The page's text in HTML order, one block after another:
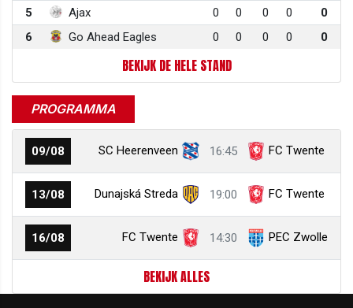
5
Ajax 0 0 0 0
0
6
Go Ahead Eagles 0 0 0 0 0
BEKIJK DE HELE STAND
PROGRAMMA
09/08 SC Heerenveen 16:45 FC Twente
13/08 Dunajská Streda 19:00 FC Twente
16/08 FC Twente 14:30 PEC Zwolle
BEKIJK ALLES